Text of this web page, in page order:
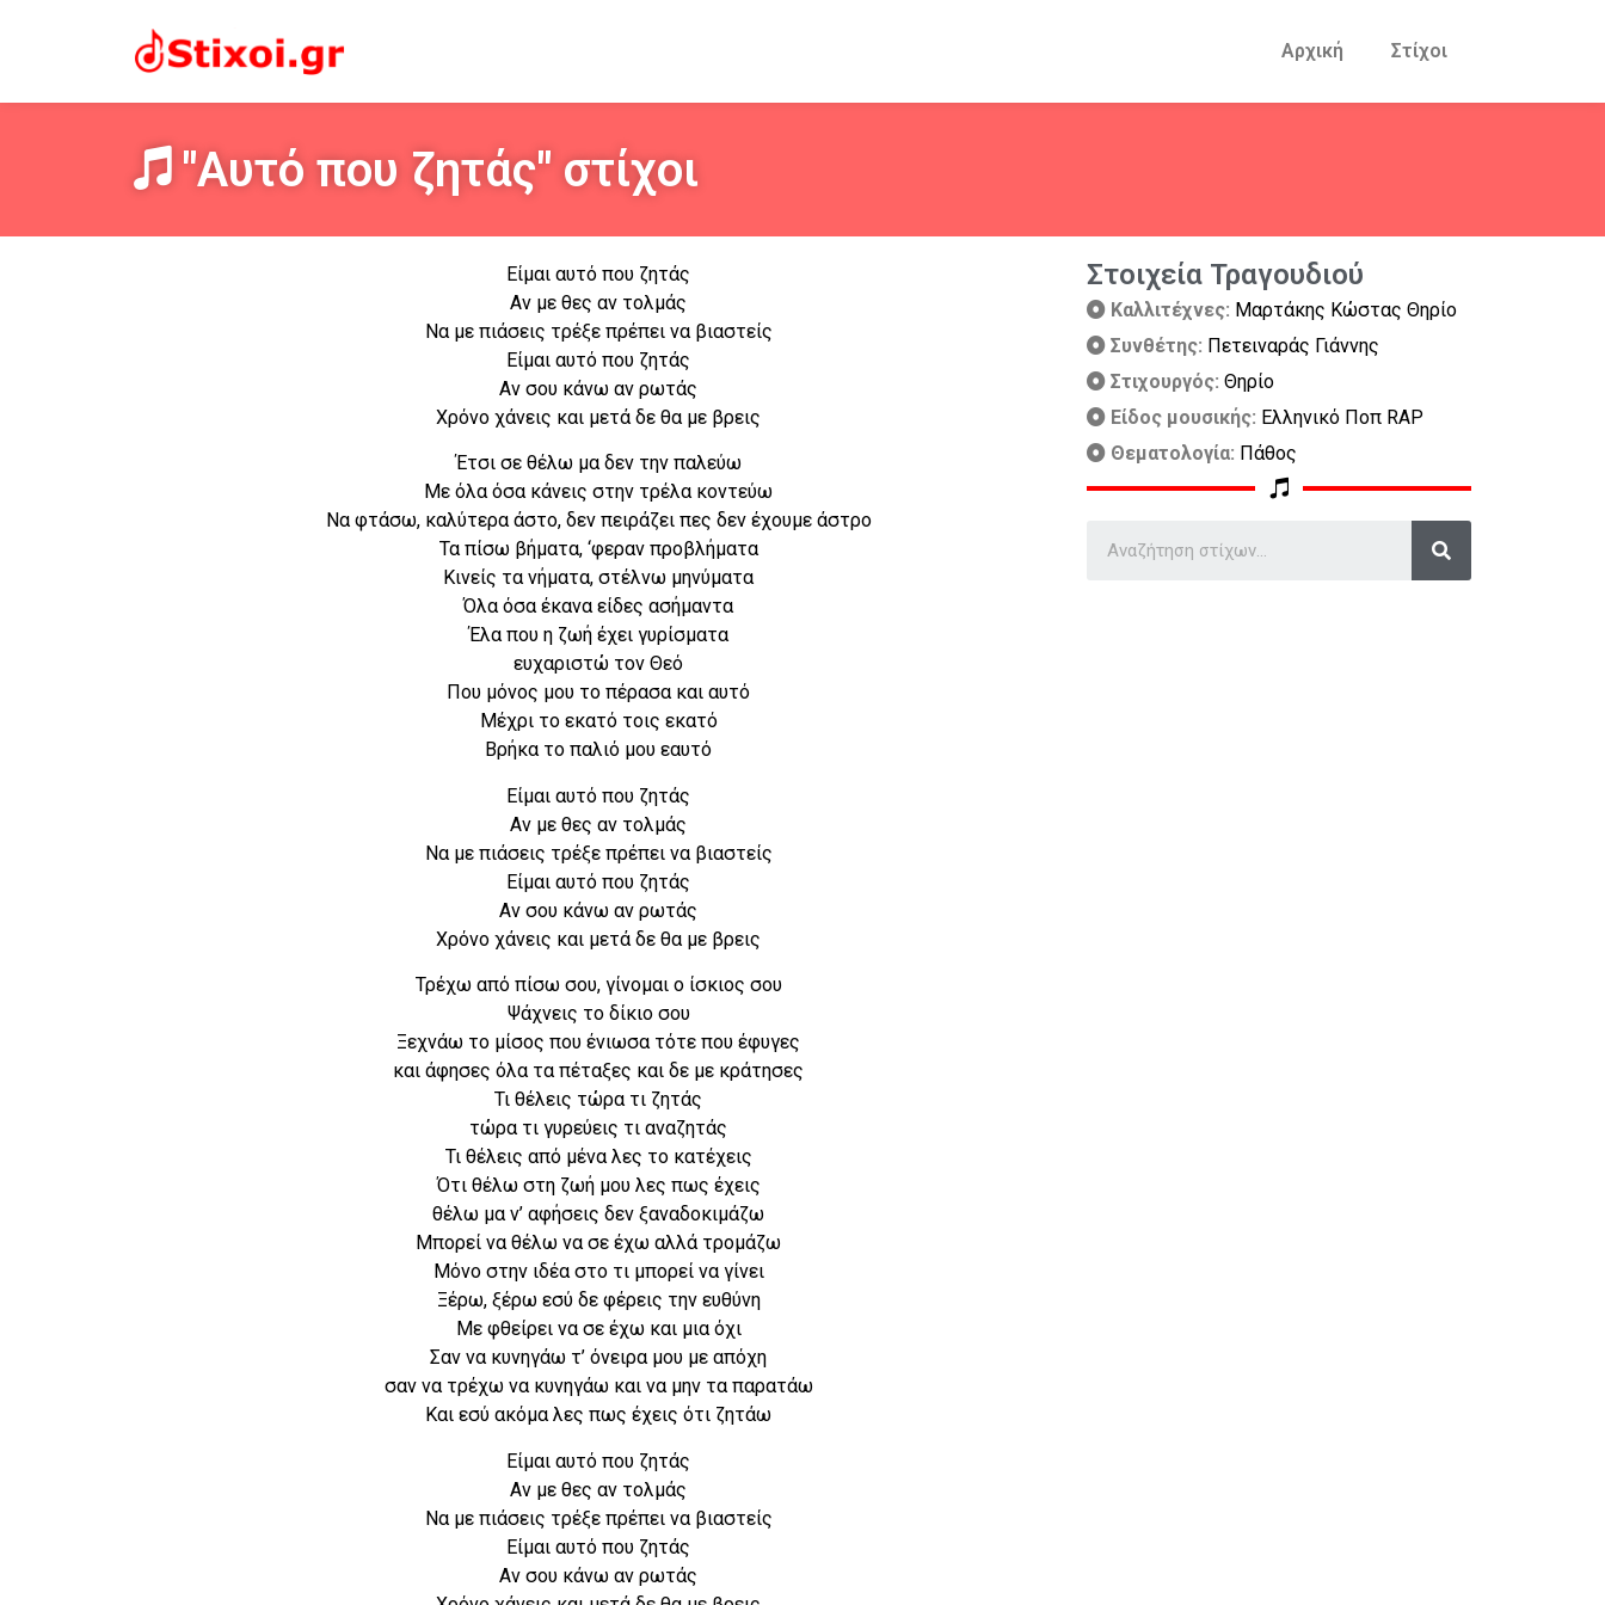
Αρχική Στίχοι
"Αυτό που ζητάς" στίχοι
Είμαι αυτό που ζητάς
Αν με θες αν τολμάς
Να με πιάσεις τρέξε πρέπει να βιαστείς
Είμαι αυτό που ζητάς
Αν σου κάνω αν ρωτάς
Χρόνο χάνεις και μετά δε θα με βρεις
Έτσι σε θέλω μα δεν την παλεύω
Με όλα όσα κάνεις στην τρέλα κοντεύω
Να φτάσω, καλύτερα άστο, δεν πειράζει πες δεν έχουμε άστρο
Τα πίσω βήματα, ‘φεραν προβλήματα
Κινείς τα νήματα, στέλνω μηνύματα
Όλα όσα έκανα είδες ασήμαντα
Έλα που η ζωή έχει γυρίσματα
ευχαριστώ τον Θεό
Που μόνος μου το πέρασα και αυτό
Μέχρι το εκατό τοις εκατό
Βρήκα το παλιό μου εαυτό
Είμαι αυτό που ζητάς
Αν με θες αν τολμάς
Να με πιάσεις τρέξε πρέπει να βιαστείς
Είμαι αυτό που ζητάς
Αν σου κάνω αν ρωτάς
Χρόνο χάνεις και μετά δε θα με βρεις
Τρέχω από πίσω σου, γίνομαι ο ίσκιος σου
Ψάχνεις το δίκιο σου
Ξεχνάω το μίσος που ένιωσα τότε που έφυγες
και άφησες όλα τα πέταξες και δε με κράτησες
Τι θέλεις τώρα τι ζητάς
τώρα τι γυρεύεις τι αναζητάς
Τι θέλεις από μένα λες το κατέχεις
Ότι θέλω στη ζωή μου λες πως έχεις
θέλω μα ν’ αφήσεις δεν ξαναδοκιμάζω
Μπορεί να θέλω να σε έχω αλλά τρομάζω
Μόνο στην ιδέα στο τι μπορεί να γίνει
Ξέρω, ξέρω εσύ δε φέρεις την ευθύνη
Με φθείρει να σε έχω και μια όχι
Σαν να κυνηγάω τ’ όνειρα μου με απόχη
σαν να τρέχω να κυνηγάω και να μην τα παρατάω
Και εσύ ακόμα λες πως έχεις ότι ζητάω
Είμαι αυτό που ζητάς
Αν με θες αν τολμάς
Να με πιάσεις τρέξε πρέπει να βιαστείς
Είμαι αυτό που ζητάς
Αν σου κάνω αν ρωτάς
Στοιχεία Τραγουδιού
Καλλιτέχνες: Μαρτάκης Κώστας Θηρίο
Συνθέτης: Πετειναράς Γιάννης
Στιχουργός: Θηρίο
Είδος μουσικής: Ελληνικό Ποπ RAP
Θεματολογία: Πάθος